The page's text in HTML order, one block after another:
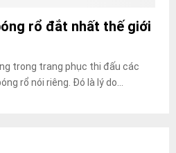
rổ đắt nhất thế giới
trong trang phục thi đấu các
rổ nói riêng. Đó là lý do...